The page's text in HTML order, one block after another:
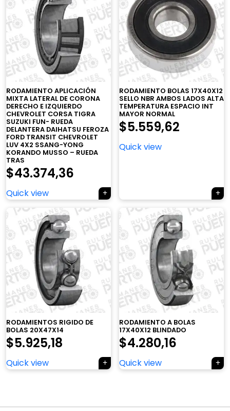
RODAMIENTO APLICACIÓN
MIXTA LATERAL DE CORONA
DERECHO E IZQUIERDO
CHEVROLET CORSA TIGRA
SUZUKI FUN- RUEDA
DELANTERA DAIHATSU FEROZA
FORD TRANSIT CHEVROLET
LUV 4X2 SSANG-YONG
KORANDO MUSSO – RUEDA
TRAS
$43.374,36
Quick view
RODAMIENTO BOLAS 17X40X12
SELLO NBR AMBOS LADOS ALTA
TEMPERATURA ESPACIO INT
MAYOR NORMAL
$5.559,62
Quick view
RODAMIENTOS RIGIDO DE
BOLAS 20X47X14
$5.925,18
Quick view
RODAMIENTO A BOLAS
17X40X12 BLINDADO
$4.280,16
Quick view
×
Tu carrito está vacío.